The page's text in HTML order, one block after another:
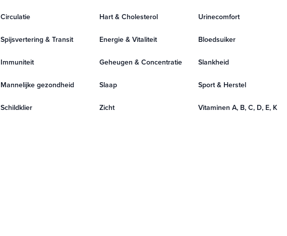
Circulatie Hart & Cholesterol Urinecomfort
Spijsvertering & Transit Energie & Vitaliteit Bloedsuiker
Immuniteit Geheugen & Concentratie Slankheid
Mannelijke gezondheid Slaap Sport & Herstel
Schildklier Zicht Vitaminen A, B, C, D, E, K